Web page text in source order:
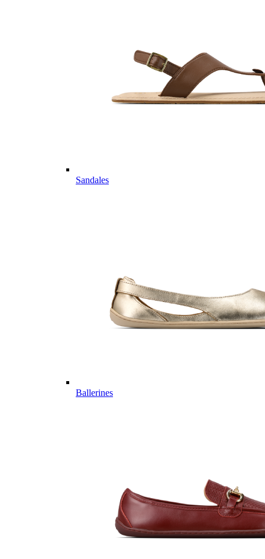
Sandales
Ballerines